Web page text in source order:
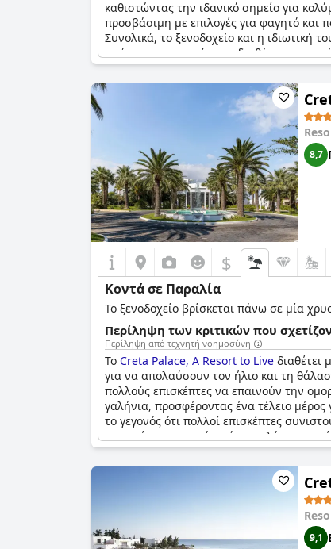
καθιστώντας την ιδανικό σημείο για
προσβάσιμη με επιλογές για φαγητό και
Συνολικά, το ξενοδοχείο και η
υπάρχουν περισσότερες διαθέσιμες
8,7
$
Κοντά σε Παραλία
To ξενοδοχείο βρίσκεται πάνω σε μία
Περίληψη των κριτικών που
Περίληψη από τεχνητή νοημοσύνη
Το Creta Palace, A Resort to Live διαθέτει
για να απολαύσουν τον ήλιο και τη
πολλούς επισκέπτες να επαινούν την
γαλήνια, προσφέροντας ένα τέλειο
το γεγονός ότι πολλοί επισκέπτες
προσφέρουν μερικά από τα καλύτερα
plage είναι ιδανικό για οικογένειες ή
αναζητάτε ένα μέρος για να απολαύσετε
9,1